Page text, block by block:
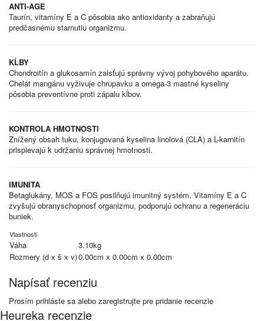
ANTI-AGE
Taurín, vitamíny E a C pôsobia ako antioxidanty a zabraňujú
predčasnému starnutiu organizmu.
KĹBY
Chondroitín a glukosamín zaisťujú správny vývoj pohybového aparátu.
Chelát mangánu vyživuje chrupavku a omega-3 mastné kyseliny
pôsobia preventívne proti zápalu kĺbov.
KONTROLA HMOTNOSTI
Znížený obsah tuku, konjugovaná kyselina linolová (CLA) a L-karnitín
prispievajú k udržaniu správnej hmotnosti.
IMUNITA
Betaglukány, MOS a FOS posilňujú imunitný systém. Vitamíny E a C
zvyšujú obranyschopnosť organizmu, podporujú ochranu a regeneráciu
buniek.
Vlastnosti
Váha
3.10kg
Rozmery (d x š x v)0.00cm x 0.00cm x 0.00cm
Napísať recenziu
Prosím prihláste sa alebo zaregistrujte pre pridanie recenzie
Heureka recenzie